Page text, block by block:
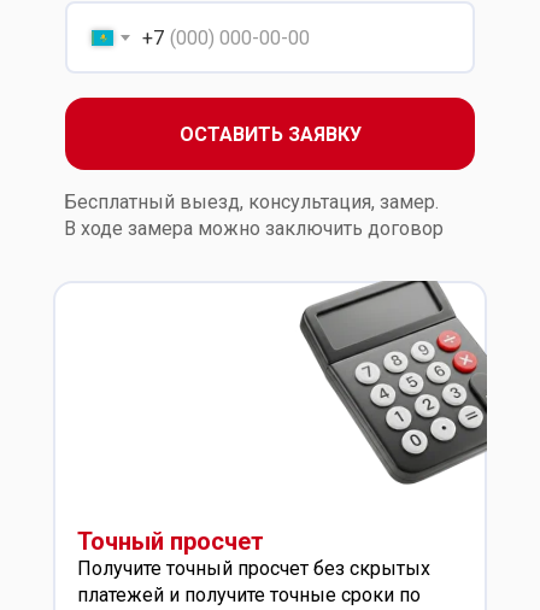
Точный просчет
Получите точный просчет без скрытых
платежей и получите точные сроки по
Бесплатный выезд, консультация, замер.
В ходе замера можно заключить договор
+7
ОСТАВИТЬ ЗАЯВКУ